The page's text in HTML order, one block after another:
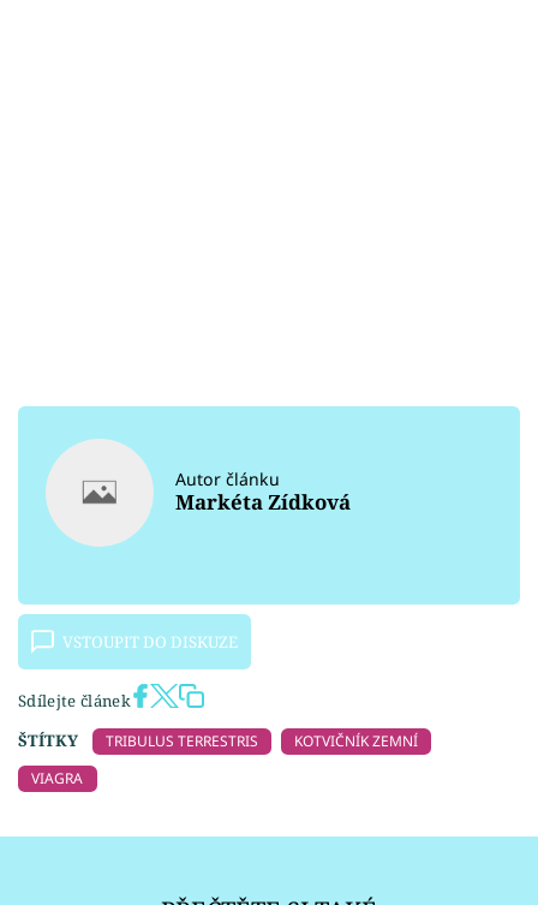
Autor článku
Markéta Zídková
VSTOUPIT DO DISKUZE
Sdílejte článek
ŠTÍTKY
TRIBULUS TERRESTRIS
KOTVIČNÍK ZEMNÍ
VIAGRA